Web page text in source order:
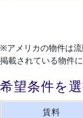
※アメリカの物件は
掲載されている物件
希望条件を
賃料